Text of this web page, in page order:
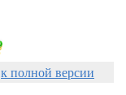
к полной версии